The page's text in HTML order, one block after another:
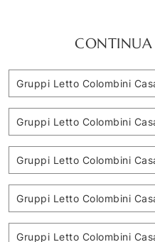
CONTINUA
Gruppi Letto Colombini
Gruppi Letto Colombini
Gruppi Letto Colombini
Gruppi Letto Colombini
Gruppi Letto Colombini